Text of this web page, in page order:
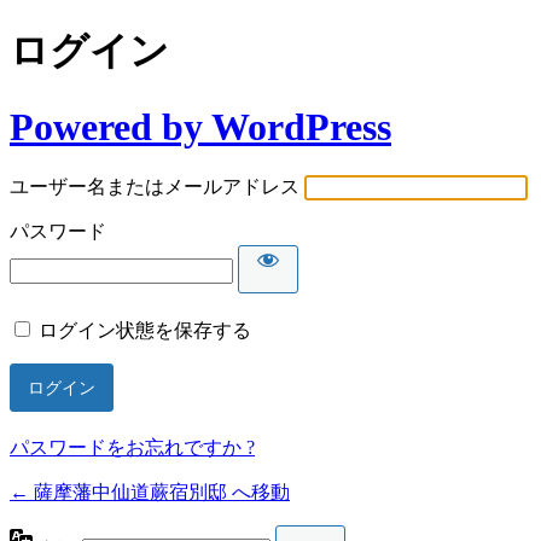
ログイン
Powered by WordPress
ユーザー名またはメールアドレス
パスワード
ログイン状態を保存する
パスワードをお忘れですか ?
← 薩摩藩中仙道蕨宿別邸 へ移動